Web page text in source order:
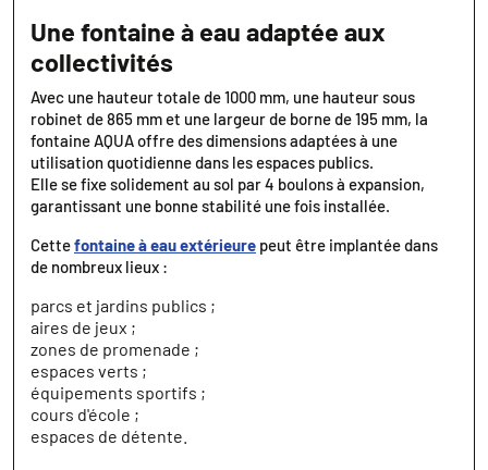
Une fontaine à eau adaptée aux
collectivités
Avec une hauteur totale de 1000 mm, une hauteur sous
robinet de 865 mm et une largeur de borne de 195 mm, la
fontaine AQUA offre des dimensions adaptées à une
utilisation quotidienne dans les espaces publics.
Elle se fixe solidement au sol par 4 boulons à expansion,
garantissant une bonne stabilité une fois installée.
Cettefontaine à eau extérieure peut être implantée dans
de nombreux lieux :
parcs et jardins publics ;
aires de jeux ;
zones de promenade ;
espaces verts ;
équipements sportifs ;
cours d'école ;
espaces de détente.